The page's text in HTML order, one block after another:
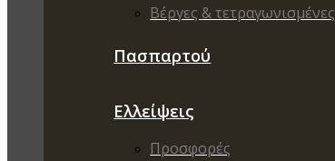
Βέργες & τετραγωνισμένες
Πασπαρτού
Ελλείψεις
Προσφορές